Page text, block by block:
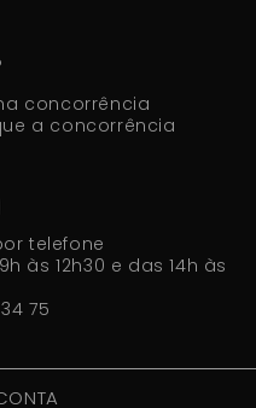
concorrência
a concorrência
telefone
às 12h30 e das 14h às
75